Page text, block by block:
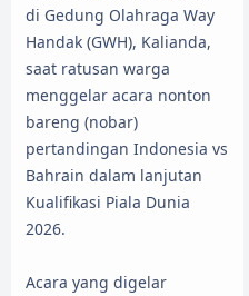
di Gedung Olahraga Way
Handak (GWH), Kalianda,
saat ratusan warga
menggelar acara nonton
bareng (nobar)
pertandingan Indonesia vs
Bahrain dalam lanjutan
Kualifikasi Piala Dunia
2026.
Acara yang digelar